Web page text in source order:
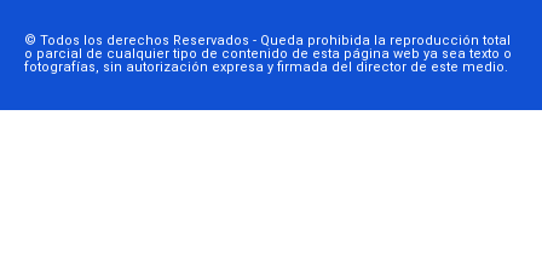
© Todos los derechos Reservados - Queda prohibida la reproducción total
o parcial de cualquier tipo de contenido de esta página web ya sea texto o
fotografías, sin autorización expresa y firmada del director de este medio.